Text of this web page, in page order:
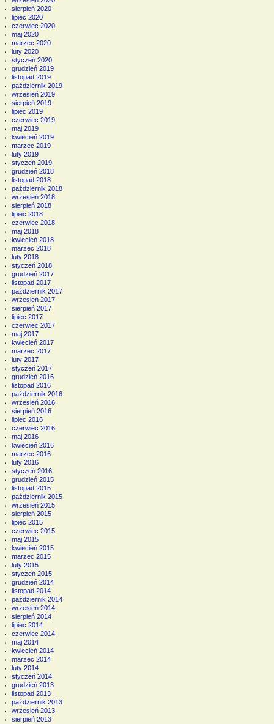
sierpień 2020
lipiec 2020
czerwiec 2020
maj 2020
marzec 2020
luty 2020
styczeń 2020
grudzień 2019
listopad 2019
październik 2019
wrzesień 2019
sierpień 2019
lipiec 2019
czerwiec 2019
maj 2019
kwiecień 2019
marzec 2019
luty 2019
styczeń 2019
grudzień 2018
listopad 2018
październik 2018
wrzesień 2018
sierpień 2018
lipiec 2018
czerwiec 2018
maj 2018
kwiecień 2018
marzec 2018
luty 2018
styczeń 2018
grudzień 2017
listopad 2017
październik 2017
wrzesień 2017
sierpień 2017
lipiec 2017
czerwiec 2017
maj 2017
kwiecień 2017
marzec 2017
luty 2017
styczeń 2017
grudzień 2016
listopad 2016
październik 2016
wrzesień 2016
sierpień 2016
lipiec 2016
czerwiec 2016
maj 2016
kwiecień 2016
marzec 2016
luty 2016
styczeń 2016
grudzień 2015
listopad 2015
październik 2015
wrzesień 2015
sierpień 2015
lipiec 2015
czerwiec 2015
maj 2015
kwiecień 2015
marzec 2015
luty 2015
styczeń 2015
grudzień 2014
listopad 2014
październik 2014
wrzesień 2014
sierpień 2014
lipiec 2014
czerwiec 2014
maj 2014
kwiecień 2014
marzec 2014
luty 2014
styczeń 2014
grudzień 2013
listopad 2013
październik 2013
wrzesień 2013
sierpień 2013